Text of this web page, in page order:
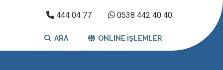
444 04 77 0538 442 40 40
ARA ONLINE İŞLEMLER